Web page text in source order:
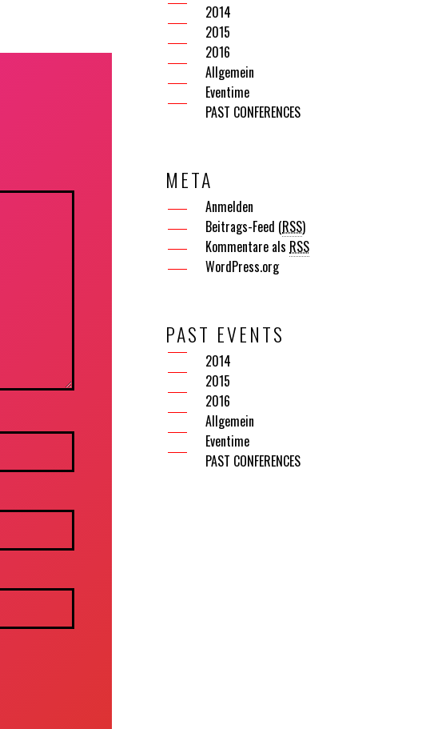
2014
2015
2016
Allgemein
Eventime
PAST CONFERENCES
META
Anmelden
Beitrags-Feed (RSS)
Kommentare als RSS
WordPress.org
PAST EVENTS
2014
2015
2016
Allgemein
Eventime
PAST CONFERENCES